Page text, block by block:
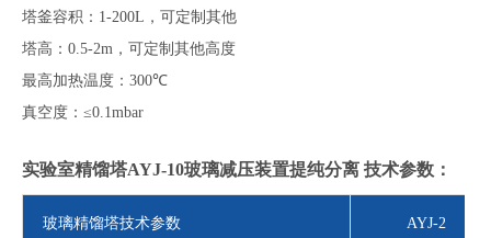
塔釜容积： 1-200L ， 可定制其他
塔高： 0.5-2m ，可定制其他高度
最高加热温度： 300℃
真空度： ≤0.1mbar
实验室精馏塔AYJ-10玻璃减压装置提纯分离 技术参数：
玻璃精馏塔技术参数 AYJ-2